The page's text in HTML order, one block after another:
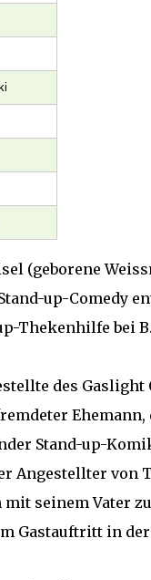
(geborene
up-Comedy
Thekenhilfe bei
des Gaslight
Stand-up-
Angestellter von
seinem Vater
Gastauftritt in der